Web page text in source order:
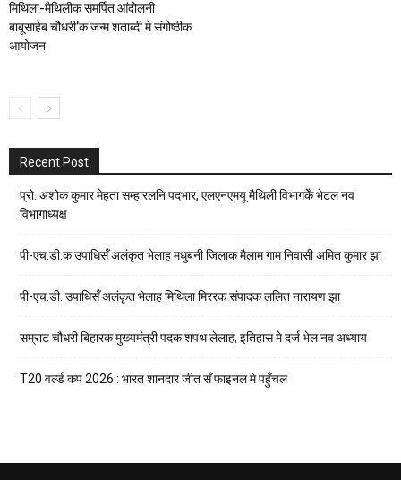
मिथिला-मैथिलीक समर्पित आंदोलनी
बाबूसाहेब चौधरी’क जन्म शताब्दी मे संगोष्ठीक
आयोजन
Recent Post
प्रो. अशोक कुमार मेहता सम्हारलनि पदभार, एलएनएमयू मैथिली विभागकेँ भेटल नव
विभागाध्यक्ष
पी-एच.डी.क उपाधिसँ अलंकृत भेलाह मधुबनी जिलाक मैलाम गाम निवासी अमित कुमार झा
पी-एच.डी. उपाधिसँ अलंकृत भेलाह मिथिला मिररक संपादक ललित नारायण झा
सम्राट चौधरी बिहारक मुख्यमंत्री पदक शपथ लेलाह, इतिहास मे दर्ज भेल नव अध्याय
T20 वर्ल्ड कप 2026 : भारत शानदार जीत सँ फाइनल मे पहुँचल